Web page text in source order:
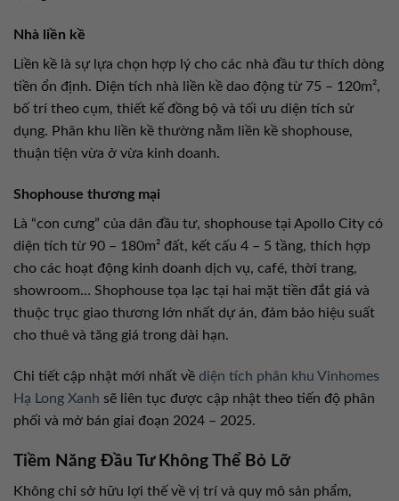
Nhà liền kề
Liền kề là sự lựa chọn hợp lý cho các nhà đầu tư thích dòng
tiền ổn định. Diện tích nhà liền kề dao động từ 75 – 120m²,
bố trí theo cụm, thiết kế đồng bộ và tối ưu diện tích sử
dụng. Phân khu liền kề thường nằm liền kề shophouse,
thuận tiện vừa ở vừa kinh doanh.
Shophouse thương mại
Là “con cưng” của dân đầu tư, shophouse tại Apollo City có
diện tích từ 90 – 180m² đất, kết cấu 4 – 5 tầng, thích hợp
cho các hoạt động kinh doanh dịch vụ, café, thời trang,
showroom… Shophouse tọa lạc tại hai mặt tiền đắt giá và
thuộc trục giao thương lớn nhất dự án, đảm bảo hiệu suất
cho thuê và tăng giá trong dài hạn.
Chi tiết cập nhật mới nhất về diện tích phân khu Vinhomes
Hạ Long Xanh sẽ liên tục được cập nhật theo tiến độ phân
phối và mở bán giai đoạn 2024 – 2025.
Tiềm Năng Đầu Tư Không Thể Bỏ Lỡ
Không chỉ sở hữu lợi thế về vị trí và quy mô sản phẩm,